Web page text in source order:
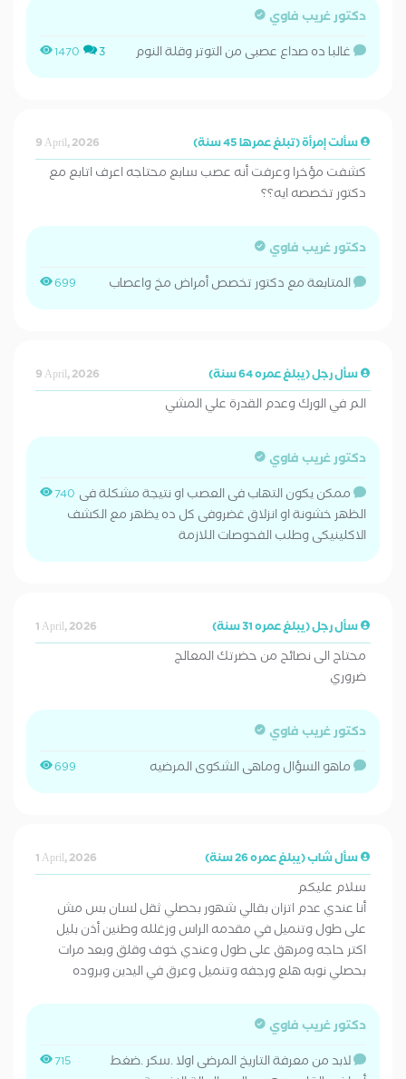
دكتور غريب فاوي
1470 3 غالبا ده صداع عصبى من التوتر وقلة النوم
سألت إمرأة (تبلغ عمرها 45 سنة) 9 April, 2026
كشفت مؤخرا وعرفت أنه عصب سابع محتاجه اعرف اتابع مع
دكتور تخصصه ايه؟؟
دكتور غريب فاوي
699 المتابعة مع دكتور تخصص أمراض مخ واعصاب
سأل رجل (يبلغ عمره 64 سنة) 9 April, 2026
الم في الورك وعدم القدرة علي المشي
دكتور غريب فاوي
740 ممكن يكون التهاب فى العصب او نتيجة مشكلة فى
الظهر خشونة او انزلاق غضروفى كل ده يظهر مع الكشف
الاكلينيكى وطلب الفحوصات اللازمة
سأل رجل (يبلغ عمره 31 سنة) 1 April, 2026
محتاج الى نصائح من حضرتك المعالج
ضروري
دكتور غريب فاوي
699 ماهو السؤال وماهى الشكوى المرضيه
سأل شاب (يبلغ عمره 26 سنة) 1 April, 2026
سلام عليكم
أنا عندي عدم اتزان بقالي شهور بحصلي ثقل لسان بس مش
على طول وتنميل في مقدمه الراس وزغلله وطنين أذن بليل
اكتر حاجه ومرهق على طول وعندي خوف وقلق وبعد مرات
بحصلي نوبه هلع ورجفه وتنميل وعرق في اليدين وبروده
دكتور غريب فاوي
715
لابد من معرفة التاريخ المرضى اولا .سكر .ضغط